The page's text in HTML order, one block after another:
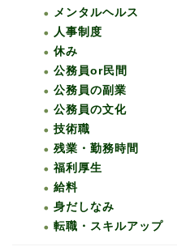
メンタルヘルス
人事制度
休み
公務員or民間
公務員の副業
公務員の文化
技術職
残業・勤務時間
福利厚生
給料
身だしなみ
転職・スキルアップ